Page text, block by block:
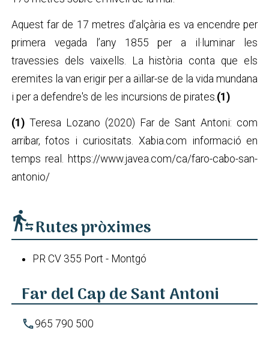
Aquest far de 17 metres d’alçària es va encendre per
primera vegada l’any 1855 per a il·luminar les
travessies dels vaixells. La història conta que els
eremites la van erigir per a aïllar-se de la vida mundana
i per a defendre's de les incursions de pirates. (1)
(1)Teresa Lozano (2020) Far de Sant Antoni: com
arribar, fotos i curiositats. Xabia.com informació en
temps real. https://www.javea.com/ca/faro-cabo-san-
antonio/
transfer_within_a_stationRutes pròximes
PR CV 355 Port - Montgó
Far del Cap de Sant Antoni
phone965 790 500